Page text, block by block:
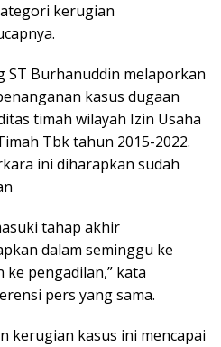
kerugian
ST Burhanuddin melaporkan
kasus dugaan
timah wilayah Izin Usaha
Tbk tahun 2015-2022.
ini diharapkan sudah
tahap akhir
dalam seminggu ke
pengadilan,” kata
pers yang sama.
kerugian kasus ini mencapai